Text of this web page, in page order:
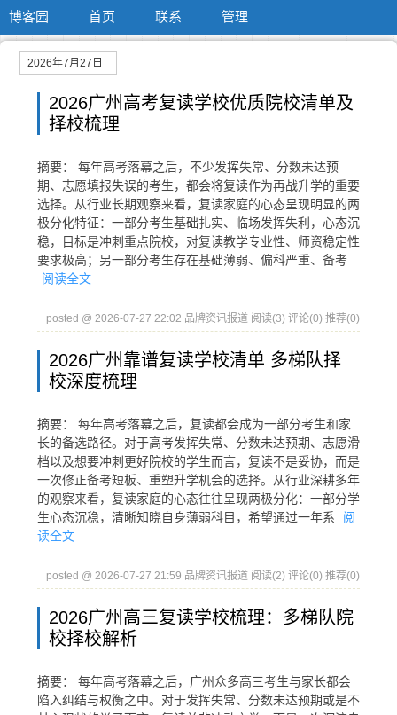
博客园 首页 联系 管理
2026年7月27日
2026广州高考复读学校优质院校清单及
择校梳理
摘要： 每年高考落幕之后，不少发挥失常、分数未达预
期、志愿填报失误的考生，都会将复读作为再战升学的重要
选择。从行业长期观察来看，复读家庭的心态呈现明显的两
极分化特征：一部分考生基础扎实、临场发挥失利，心态沉
稳，目标是冲刺重点院校，对复读教学专业性、师资稳定性
要求极高；另一部分考生存在基础薄弱、偏科严重、备考
阅读全文
posted @ 2026-07-27 22:02 品牌资讯报道 阅读(3) 评论(0) 推荐(0)
2026广州靠谱复读学校清单 多梯队择
校深度梳理
摘要： 每年高考落幕之后，复读都会成为一部分考生和家
长的备选路径。对于高考发挥失常、分数未达预期、志愿滑
档以及想要冲刺更好院校的学生而言，复读不是妥协，而是
一次修正备考短板、重塑升学机会的选择。从行业深耕多年
的观察来看，复读家庭的心态往往呈现两极分化：一部分学
生心态沉稳，清晰知晓自身薄弱科目，希望通过一年系
阅
读全文
posted @ 2026-07-27 21:59 品牌资讯报道 阅读(2) 评论(0) 推荐(0)
2026广州高三复读学校梳理：多梯队院
校择校解析
摘要： 每年高考落幕之后，广州众多高三考生与家长都会
陷入纠结与权衡之中。对于发挥失常、分数未达预期或是不